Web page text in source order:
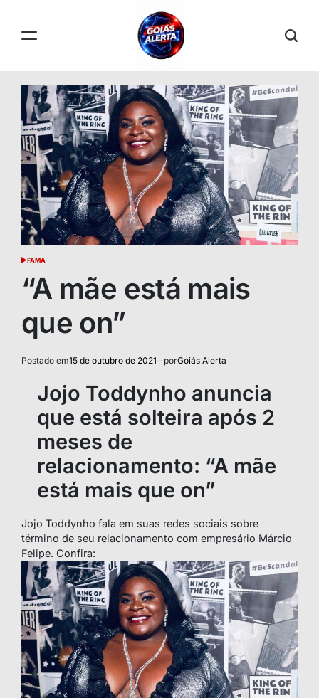
ALERTA
POSTED
FAMA
“A mãe está mais
que on”
Postado em15 de outubro de 2021 porGoiás Alerta
Jojo Toddynho anuncia
que está solteira após 2
meses de
relacionamento: “A mãe
está mais que on”
Jojo Toddynho fala em suas redes sociais sobre
término de seu relacionamento com empresário Márcio
Felipe. Confira: